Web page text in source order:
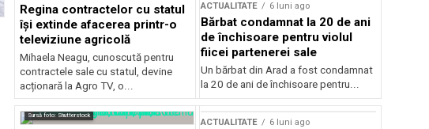
Regina contractelor cu statul
își extinde afacerea printr-o
televiziune agricolă
Mihaela Neagu, cunoscută pentru
contractele sale cu statul, devine
acționară la Agro TV, o...
ACTUALITATE 6 luni ago
Bărbat condamnat la 20 de ani
de închisoare pentru violul
fiicei partenerei sale
Un bărbat din Arad a fost condamnat
la 20 de ani de închisoare pentru...
Sursă foto: Shutterstock
ACTUALITATE 6 luni ago